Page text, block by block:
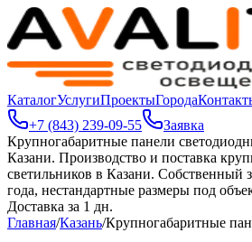
КаталогУслугиПроектыГорода
+7 (843) 239-09-55
Заявка
Крупногабаритные панели
Казани. Производство и поставка
светильников в Казани. Собственный
года, нестандартные размеры под
Доставка за 1 дн.
Главная/Казань/Крупногабаритные